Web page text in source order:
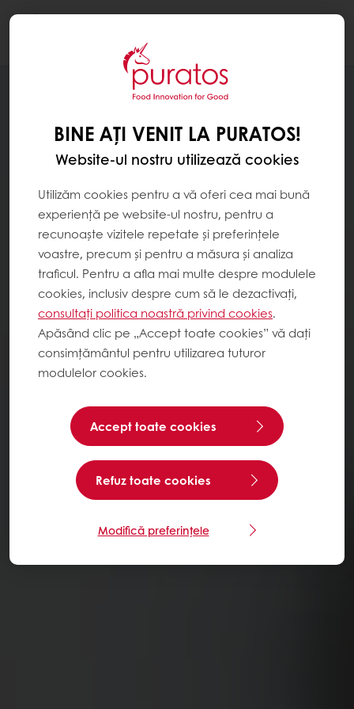
BINE AȚI VENIT LA PURATOS!
Website-ul nostru utilizează cookies
Utilizăm cookies pentru a vă oferi cea mai bună
experiență pe website-ul nostru, pentru a
recunoaște vizitele repetate și preferințele
voastre, precum și pentru a măsura și analiza
traficul. Pentru a afla mai multe despre modulele
cookies, inclusiv despre cum să le dezactivați,
consultați politica noastră privind cookies.
Apăsând clic pe „Accept toate cookies” vă dați
consimțământul pentru utilizarea tuturor
modulelor cookies.
Accept toate cookies
Refuz toate cookies
Modifică preferințele